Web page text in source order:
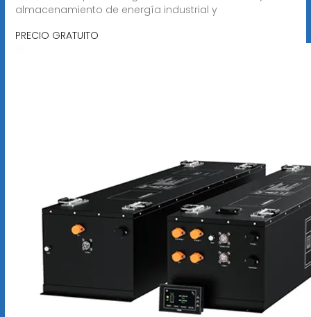
almacenamiento de energía industrial y
PRECIO GRATUITO